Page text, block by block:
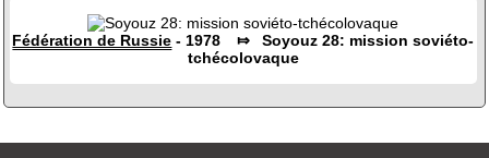
Fédération de Russie - 1978 ⤇ Soyouz 28: mission soviéto-
tchécolovaque